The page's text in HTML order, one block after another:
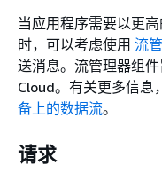
当应用程序需要以更
时，可以考虑使用 流
送消息。流管理器组
Cloud。有关更多信息
备上的数据流。
请求